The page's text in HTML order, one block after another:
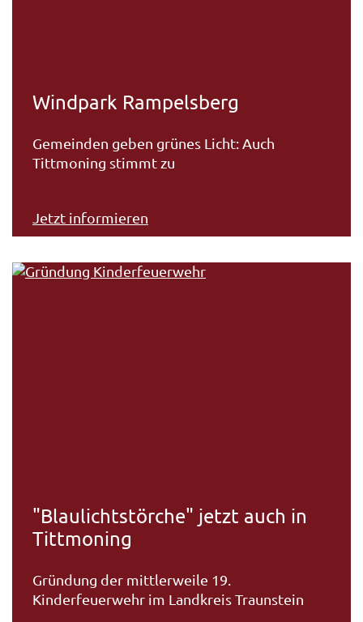
Windpark Rampelsberg
Gemeinden geben grünes Licht: Auch
Tittmoning stimmt zu
Jetzt informieren
"Blaulichtstörche" jetzt auch in
Tittmoning
Gründung der mittlerweile 19.
Kinderfeuerwehr im Landkreis Traunstein